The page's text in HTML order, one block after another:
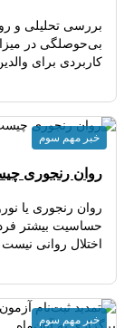
بررسی تحلیلی و
بی‌حوصلگی در میزان
کاربردی برای
روان رنجوری
روان رنجوری یا
حساسیت بیشتر
اختلال روانی
خبر مهم سوم
خبر مهم سوم